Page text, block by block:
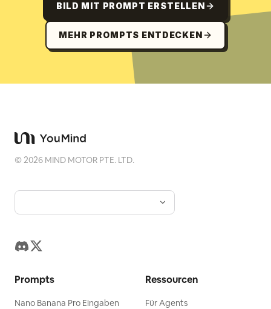
BILD MIT PROMPT ERSTELLEN
MEHR PROMPTS ENTDECKEN
©2026 MIND MOTOR PTE. LTD.
Prompts
Nano Banana Pro Eingaben
Ressourcen
Für Agents